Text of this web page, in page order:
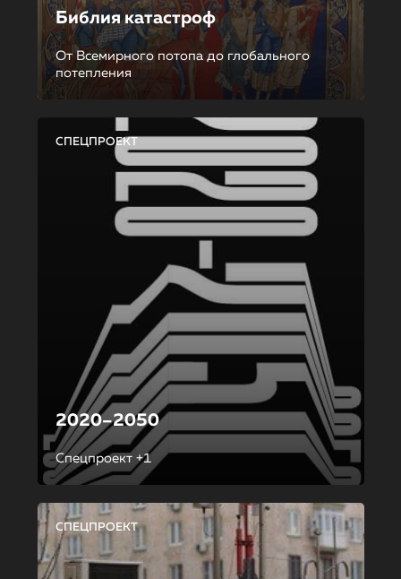
Библия катастроф
От Всемирного потопа до глобального
потепления
СПЕЦПРОЕКТ
2020–2050
Спецпроект +1
СПЕЦПРОЕКТ